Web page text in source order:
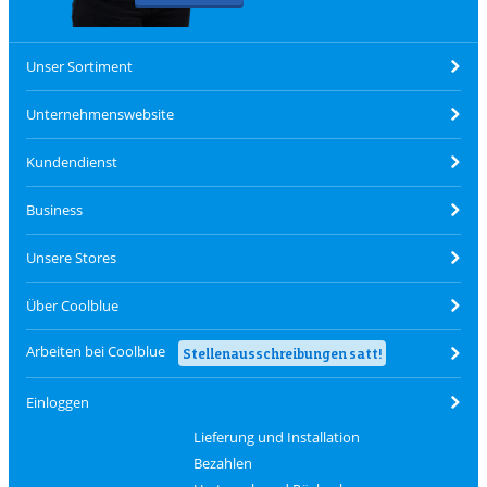
Unser Sortiment
Unternehmenswebsite
Kundendienst
Business
Unsere Stores
Über Coolblue
Arbeiten bei Coolblue Stellenausschreibungen satt!
Einloggen
Lieferung und Installation
Bezahlen